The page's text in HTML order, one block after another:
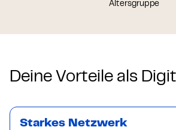
Altersgruppe
Deine Vorteile als
Starkes Netzwerk